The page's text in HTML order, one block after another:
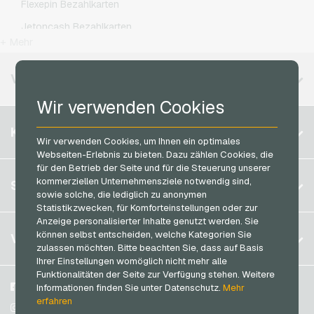
Wir verwenden Cookies
Wir verwenden Cookies, um Ihnen ein optimales
Webseiten-Erlebnis zu bieten. Dazu zählen Cookies, die
für den Betrieb der Seite und für die Steuerung unserer
kommerziellen Unternehmensziele notwendig sind,
sowie solche, die lediglich zu anonymen
Statistikzwecken, für Komforteinstellungen oder zur
Anzeige personalisierter Inhalte genutzt werden. Sie
können selbst entscheiden, welche Kategorien Sie
zulassen möchten. Bitte beachten Sie, dass auf Basis
Ihrer Einstellungen womöglich nicht mehr alle
Funktionalitäten der Seite zur Verfügung stehen. Weitere
Informationen finden Sie unter Datenschutz.Mehr
erfahren
PeterPane Geschenkkarten
roastmarket Geschenkkarten
Rossmann Geschenkkarten
RTL+ Geschenkkarten
Saturn Geschenkkarten
SB-Tankstelle Geschenkkarten
Shell Geschenkkarten
Shop-Apotheke Geschenkkarten
Spotify Premium Geschenkkarten
Thalia Geschenkkarten
TikTok Geschenkkarten
Vodafone Handyguthaben
Flexepin Bezahlkarten
Jetoncash Bezahlkarten
Razer Gold Bezahlkarten
Transcash Bezahlkarten
VERFÜGBARE REGIONEN
Belgien
Brasilien
Deutschland (DE)
Deutschland (EN)
Frankreich
Italien
Niederlande
Österreich
Portugal
KONTO
Registrieren
Anmelden
Mein Warenkorb
SERVICE
FAQ
Zahlungsmethoden
&Widerrufsrecht
Datenschutzrichtlinien
VGO-SHOP
Über uns
Blog
Facebook
Instagram